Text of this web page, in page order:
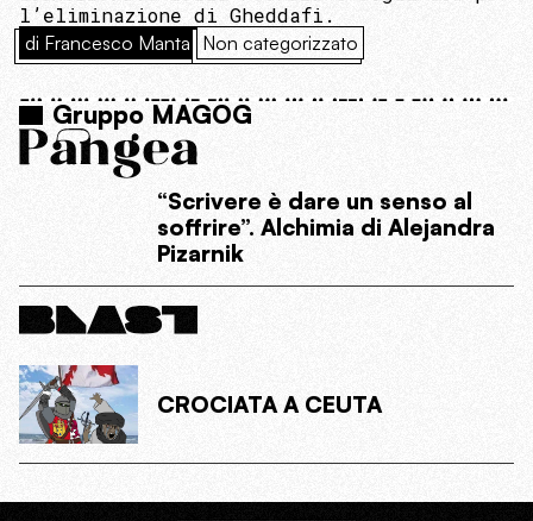
l’eliminazione di Gheddafi.
di Francesco Manta Non categorizzato
Gruppo MAGOG
“Scrivere è dare un senso al
soffrire”. Alchimia di Alejandra
Pizarnik
CROCIATA A CEUTA